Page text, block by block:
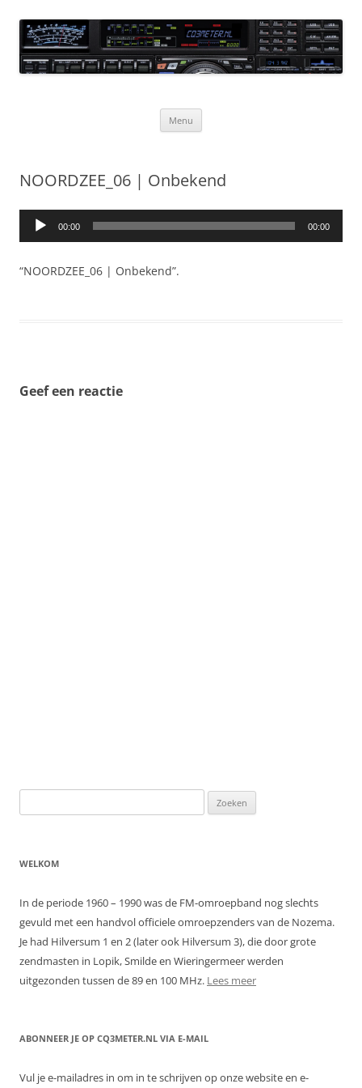
naar
de
inhoud CQ3meter
Website door en voor radio-amateurs
Menu
NOORDZEE_06 | Onbekend
Audiospeler
00:00 00:00
“NOORDZEE_06 | Onbekend”.
Geef een reactie
naar:
WELKOM
In de periode 1960 – 1990 was de FM-omroepband nog slechts
gevuld met een handvol officiele omroepzenders van de Nozema.
Je had Hilversum 1 en 2 (later ook Hilversum 3), die door grote
zendmasten in Lopik, Smilde en Wieringermeer werden
uitgezonden tussen de 89 en 100 MHz. Lees meer
ABONNEER JE OP CQ3METER.NL VIA E-MAIL
Vul je e-mailadres in om in te schrijven op onze website en e-